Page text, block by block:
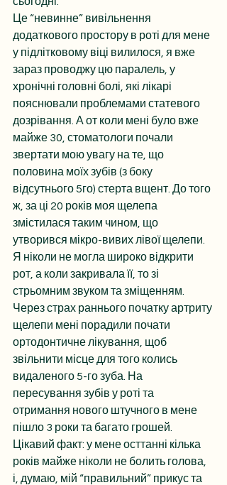
Це “невинне” вивільнення
додаткового простору в роті для мене
у підлітковому віці вилилося, я вже
зараз проводжу цю паралель, у
хронічні головні болі, які лікарі
пояснювали проблемами статевого
дозрівання. А от коли мені було вже
майже 30, стоматологи почали
звертати мою увагу на те, що
половина моїх зубів (з боку
відсутнього 5го) стерта вщент. До того
ж, за ці 20 років моя щелепа
змістилася таким чином, що
утворився мікро-вивих лівої щелепи.
Я ніколи не могла широко відкрити
рот, а коли закривала її, то зі
стрьомним звуком та зміщенням.
Через страх раннього початку артриту
щелепи мені порадили почати
ортодонтичне лікування, щоб
звільнити місце для того колись
видаленого 5-го зуба. На
пересування зубів у роті та
отримання нового штучного в мене
пішло 3 роки та багато грошей.
Цікавий факт: у мене осттанні кілька
років майже ніколи не болить голова,
і, думаю, мій “правильний” прикус та